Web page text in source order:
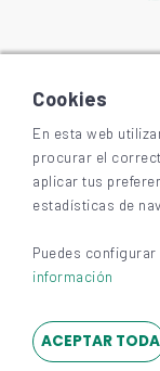
Cookies
En esta web
procurar el
aplicar tus
estadísticas de
Puedes
información
ACEPTAR